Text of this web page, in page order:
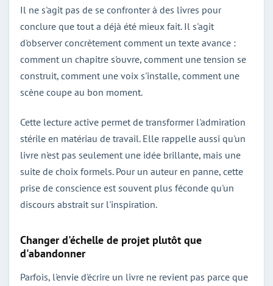
Il ne s'agit pas de se confronter à des livres pour
conclure que tout a déjà été mieux fait. Il s'agit
d'observer concrètement comment un texte avance :
comment un chapitre s'ouvre, comment une tension se
construit, comment une voix s'installe, comment une
scène coupe au bon moment.
Cette lecture active permet de transformer l'admiration
stérile en matériau de travail. Elle rappelle aussi qu'un
livre n'est pas seulement une idée brillante, mais une
suite de choix formels. Pour un auteur en panne, cette
prise de conscience est souvent plus féconde qu'un
discours abstrait sur l'inspiration.
Changer d'échelle de projet plutôt que
d'abandonner
Parfois, l'envie d'écrire un livre ne revient pas parce que